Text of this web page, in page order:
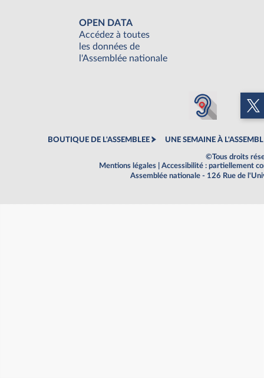
OPEN DATA
Accédez à toutes
les données de
l'Assemblée nationale
BOUTIQUE DE L'ASSEMBLEE UNE SEMAINE À
©Tous droits
Mentions légales
Accessibilité : partiellement
Assemblée nationale - 126 Rue de